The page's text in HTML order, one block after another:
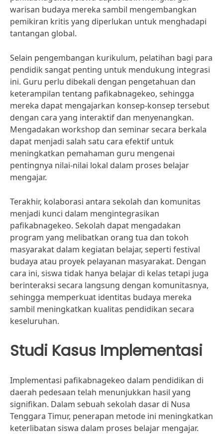
warisan budaya mereka sambil mengembangkan
pemikiran kritis yang diperlukan untuk menghadapi
tantangan global.
Selain pengembangan kurikulum, pelatihan bagi para
pendidik sangat penting untuk mendukung integrasi
ini. Guru perlu dibekali dengan pengetahuan dan
keterampilan tentang pafikabnagekeo, sehingga
mereka dapat mengajarkan konsep-konsep tersebut
dengan cara yang interaktif dan menyenangkan.
Mengadakan workshop dan seminar secara berkala
dapat menjadi salah satu cara efektif untuk
meningkatkan pemahaman guru mengenai
pentingnya nilai-nilai lokal dalam proses belajar
mengajar.
Terakhir, kolaborasi antara sekolah dan komunitas
menjadi kunci dalam mengintegrasikan
pafikabnagekeo. Sekolah dapat mengadakan
program yang melibatkan orang tua dan tokoh
masyarakat dalam kegiatan belajar, seperti festival
budaya atau proyek pelayanan masyarakat. Dengan
cara ini, siswa tidak hanya belajar di kelas tetapi juga
berinteraksi secara langsung dengan komunitasnya,
sehingga memperkuat identitas budaya mereka
sambil meningkatkan kualitas pendidikan secara
keseluruhan.
Studi Kasus Implementasi
Implementasi pafikabnagekeo dalam pendidikan di
daerah pedesaan telah menunjukkan hasil yang
signifikan. Dalam sebuah sekolah dasar di Nusa
Tenggara Timur, penerapan metode ini meningkatkan
keterlibatan siswa dalam proses belajar mengajar.